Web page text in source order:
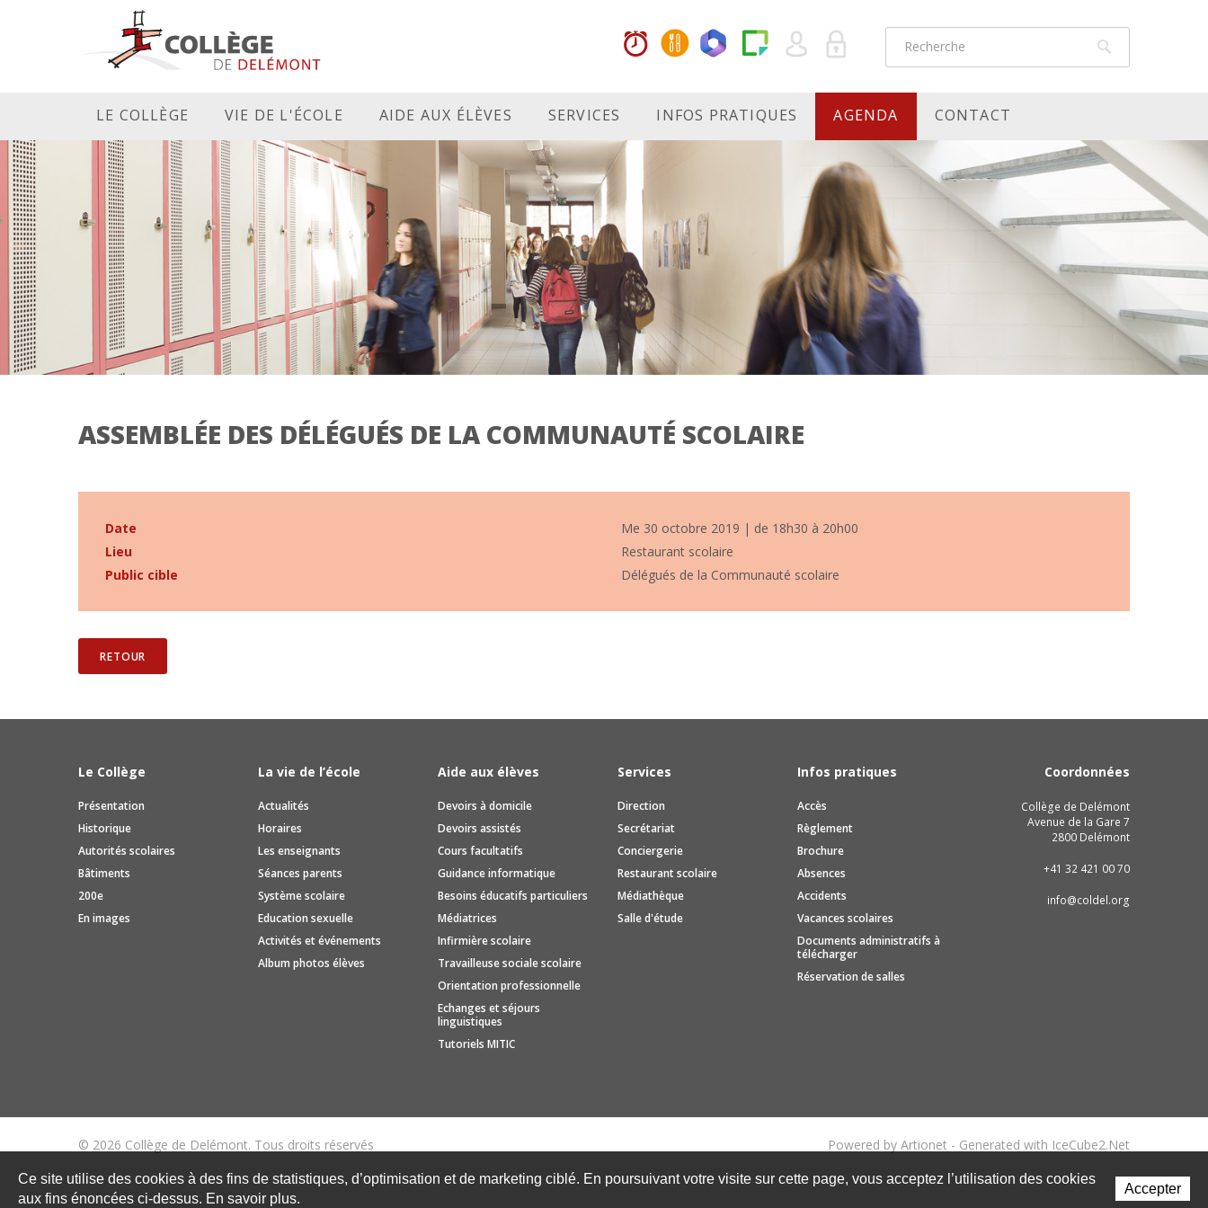
LE COLLÈGE VIE DE L'ÉCOLE AIDE AUX ÉLÈVES SERVICES INFOS PRATIQUES AGENDA CONTACT
ASSEMBLÉE DES DÉLÉGUÉS DE LA COMMUNAUTÉ SCOLAIRE
Date
Me 30 octobre 2019 | de 18h30 à 20h00
Lieu
Restaurant scolaire
Public cible
Délégués de la Communauté scolaire
RETOUR
Le Collège
Présentation
Historique
Autorités scolaires
Bâtiments
200e
En images
La vie de l’école
Actualités
Horaires
Les enseignants
Séances parents
Système scolaire
Education sexuelle
Activités et événements
Album photos élèves
Aide aux élèves
Devoirs à domicile
Devoirs assistés
Cours facultatifs
Guidance informatique
Besoins éducatifs particuliers
Médiatrices
Infirmière scolaire
Travailleuse sociale scolaire
Orientation professionnelle
Echanges et séjours
linguistiques
Tutoriels MITIC
Services
Direction
Secrétariat
Conciergerie
Restaurant scolaire
Médiathèque
Salle d'étude
Infos pratiques
Accès
Règlement
Brochure
Absences
Accidents
Vacances scolaires
Documents administratifs à
télécharger
Réservation de salles
Coordonnées
Collège de Delémont
Avenue de la Gare 7
2800 Delémont
+41 32 421 00 70
info@coldel.org
© 2026 Collège de Delémont. Tous droits réservés Powered by Artionet - Generated with IceCube2.Net
Ce site utilise des cookies à des fins de statistiques, d’optimisation et de marketing ciblé. En poursuivant votre visite sur cette page, vous acceptez l’utilisation des cookies
aux fins énoncées ci-dessus. En savoir plus.
Accepter